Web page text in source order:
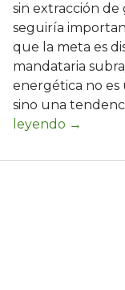
sin extracción de
seguiría
que la meta es
mandataria
energética no es
sino una